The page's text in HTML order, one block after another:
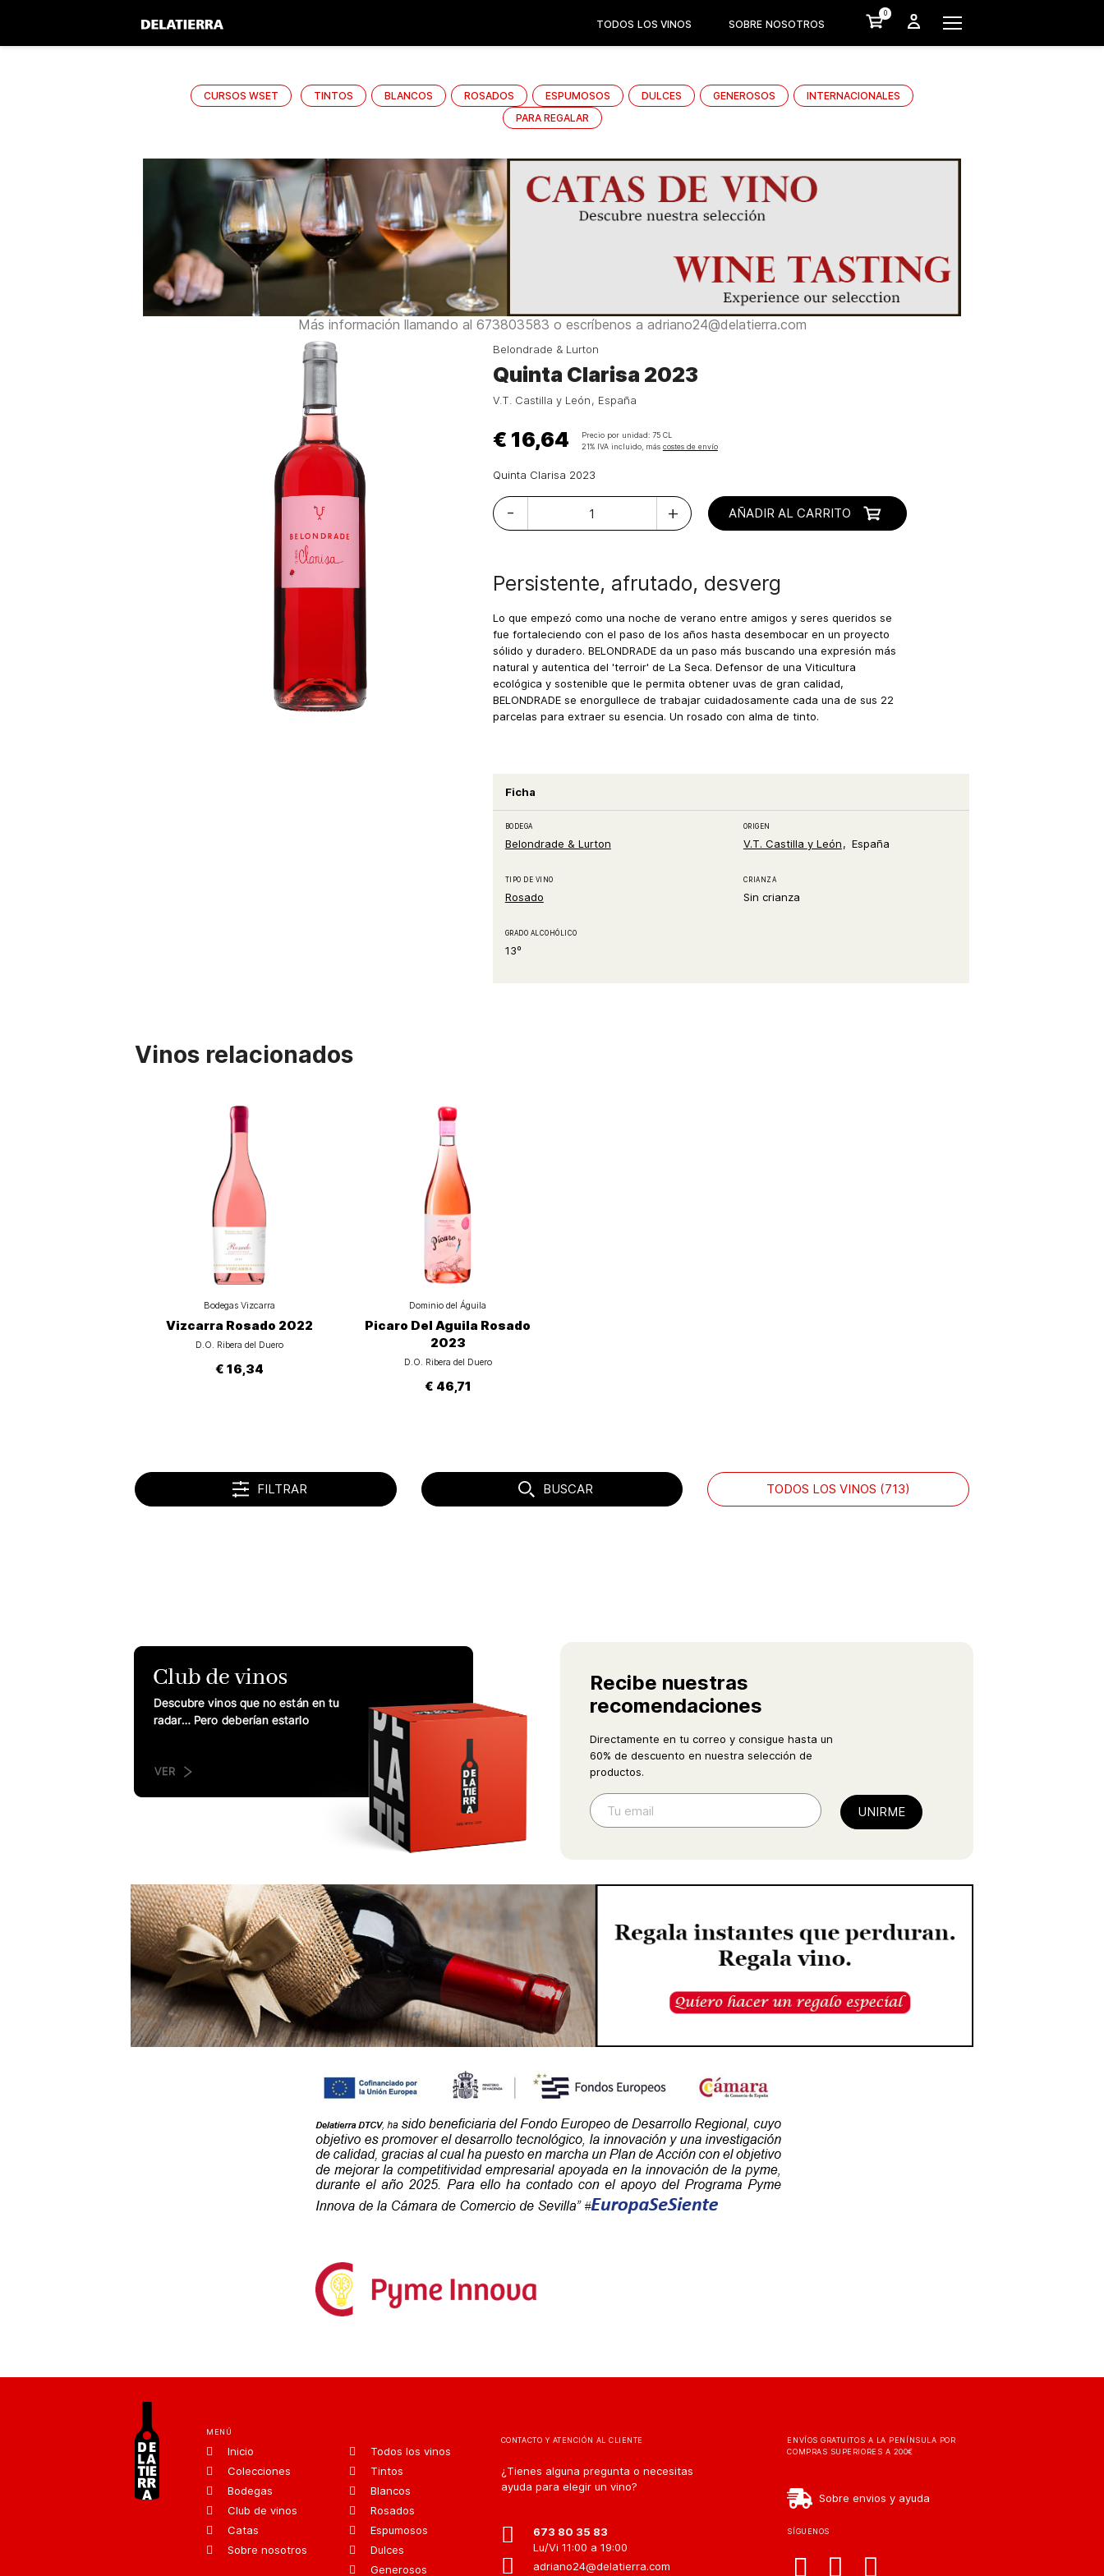
TODOS LOS VINOS SOBRE NOSOTROS
0
CURSOS WSET TINTOS BLANCOS ROSADOS ESPUMOSOS DULCES GENEROSOS
INTERNACIONALES
PARA REGALAR
Más información llamando al 673803583 o escríbenos a adriano24@delatierra.com
Belondrade & Lurton
Quinta Clarisa 2023
V.T. Castilla y León España
€ 16,64 Precio por unidad: 75 CL
21% IVA incluido, más costes de envío
Quinta Clarisa 2023
- + AÑADIR AL CARRITO
Persistente, afrutado, desverg
Lo que empezó como una noche de verano entre amigos y seres queridos se
fue fortaleciendo con el paso de los años hasta desembocar en un proyecto
sólido y duradero. BELONDRADE da un paso más buscando una expresión más
natural y autentica del 'terroir' de La Seca. Defensor de una Viticultura
ecológica y sostenible que le permita obtener uvas de gran calidad,
BELONDRADE se enorgullece de trabajar cuidadosamente cada una de sus 22
parcelas para extraer su esencia. Un rosado con alma de tinto.
Ficha
BODEGA
Belondrade & Lurton
ORIGEN
V.T. Castilla y León España
TIPO DE VINO
Rosado
CRIANZA
Sin crianza
GRADO ALCOHÓLICO
13º
Vinos relacionados
Bodegas Vizcarra
Vizcarra Rosado 2022
D.O. Ribera del Duero
€ 16,34
Dominio del Águila
Picaro Del Aguila Rosado
2023
D.O. Ribera del Duero
€ 46,71
FILTRAR BUSCAR TODOS LOS VINOS (713)
Recibe nuestras
recomendaciones
Directamente en tu correo y consigue hasta un
60% de descuento en nuestra selección de
productos.
MENÚ
Inicio
Colecciones
Bodegas
Club de vinos
Catas
Sobre nosotros
Todos los vinos
Tintos
Blancos
Rosados
Espumosos
Dulces
Generosos
CONTACTO Y ATENCIÓN AL CLIENTE
¿Tienes alguna pregunta o necesitas
ayuda para elegir un vino?
673 80 35 83
Lu/Vi 11:00 a 19:00
adriano24@delatierra.com
ENVÍOS GRATUITOS A LA PENÍNSULA POR
COMPRAS SUPERIORES A 200€
Sobre envios y ayuda
SÍGUENOS